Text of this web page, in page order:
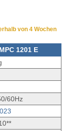
von 4 Wochen
MPC 1201 E
60Hz